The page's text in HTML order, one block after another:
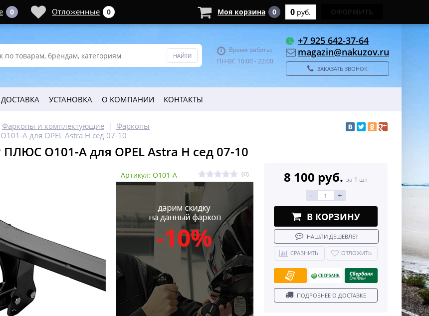
Время работы:
ПН-ВС 10:00 - 22:00
+7 925 642-37-64
magazin@nakuzov.ru
ЗАКАЗАТЬ ЗВОНОК
ДОСТАВКА УСТАНОВКА О КОМПАНИИ КОНТАКТЫ
Фаркопы и комплектующие
Фаркопы
A для OPEL Astra H сед 07-10
O101-A для OPEL Astra H сед 07-10
Артикул: O101-A (0) 8 100 руб. за 1 шт
- +
В КОРЗИНУ
НАШЛИ ДЕШЕВЛЕ?
СРАВНИТЬ ОТЛОЖИТЬ
ПОДРОБНЕЕ О ДОСТАВКЕ
0 Отложенные 0 Моя корзина 0 0 руб.